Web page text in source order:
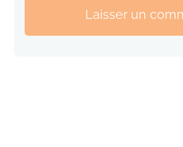
Laisser un